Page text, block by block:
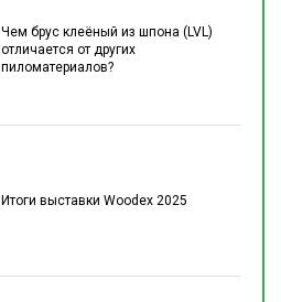
Чем брус клеёный из шпона (LVL)
отличается от других
пиломатериалов?
Итоги выставки Woodex 2025